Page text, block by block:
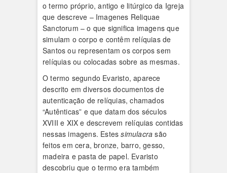
o termo próprio, antigo e litúrgico da Igreja
que descreve – Imagenes Reliquae
Sanctorum – o que significa imagens que
simulam o corpo e contêm relíquias de
Santos ou representam os corpos sem
relíquias ou colocadas sobre as mesmas.
O termo segundo Evaristo, aparece
descrito em diversos documentos de
autenticação de relíquias, chamados
“Autênticas” e que datam dos séculos
XVIII e XIX e descrevem relíquias contidas
nessas imagens. Estessimulacra são
feitos em cera, bronze, barro, gesso,
madeira e pasta de papel. Evaristo
descobriu que o termo era também